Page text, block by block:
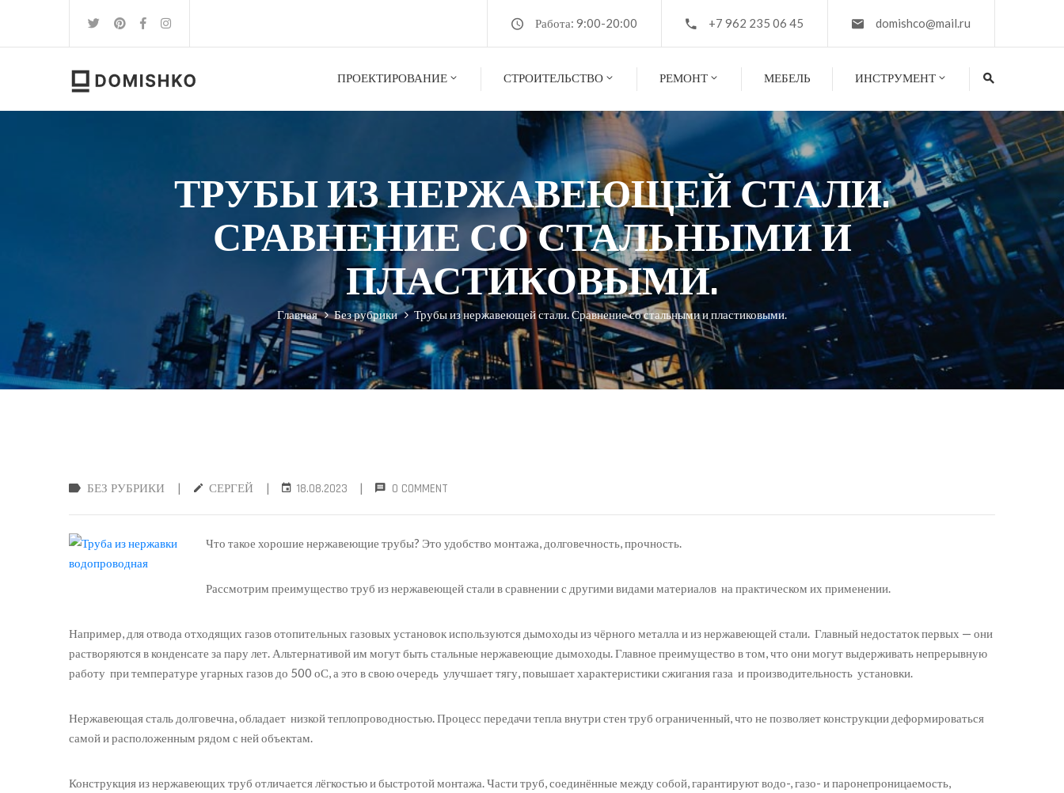
Работа: 9:00-20:00 +7 962 235 06 45 domishco@mail.ru
ПРОЕКТИРОВАНИЕ СТРОИТЕЛЬСТВО РЕМОНТ МЕБЕЛЬ ИНСТРУМЕНТ
ТРУБЫ ИЗ НЕРЖАВЕЮЩЕЙ СТАЛИ.
СРАВНЕНИЕ СО СТАЛЬНЫМИ И
ПЛАСТИКОВЫМИ.
Главная Без рубрики Трубы из нержавеющей стали. Сравнение со стальными и пластиковыми.
БЕЗ РУБРИКИ | СЕРГЕЙ | 18.08.2023 | 0 COMMENT
Что такое хорошие нержавеющие трубы? Это удобство монтажа, долговечность, прочность.
Рассмотрим преимущество труб из нержавеющей стали в сравнении с другими видами материалов на практическом их применении.
Например, для отвода отходящих газов отопительных газовых установок используются дымоходы из чёрного металла и из нержавеющей стали. Главный недостаток первых — они
растворяются в конденсате за пару лет. Альтернативой им могут быть стальные нержавеющие дымоходы. Главное преимущество в том, что они могут выдерживать непрерывную
работу при температуре угарных газов до 500 оС, а это в свою очередь улучшает тягу, повышает характеристики сжигания газа и производительность установки.
Нержавеющая сталь долговечна, обладает низкой теплопроводностью. Процесс передачи тепла внутри стен труб ограниченный, что не позволяет конструкции деформироваться
самой и расположенным рядом с ней объектам.
Конструкция из нержавеющих труб отличается лёгкостью и быстротой монтажа. Части труб, соединённые между собой, гарантируют водо-, газо- и паронепроницаемость,